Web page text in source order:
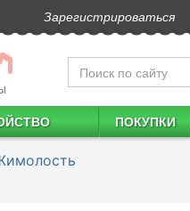
Зарегистрироваться
ПОКУПКИ